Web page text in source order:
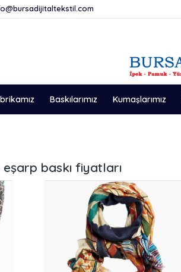
Baskılarımız Kumaşlarımız
eşarp baskı fiyatları